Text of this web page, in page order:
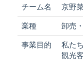
チーム名 京野
業種 卸売
事業目的
私た
観光